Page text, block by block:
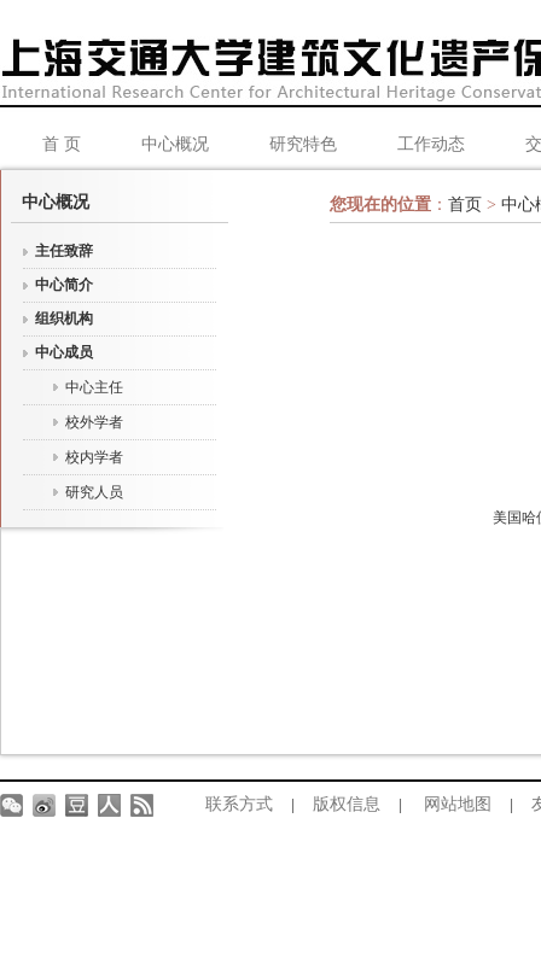
首 页 中心概况 研究特色 工作动态
中心概况
主任致辞
中心简介
组织机构
中心成员
中心主任
校外学者
校内学者
研究人员
您现在的位置 ： 首页 > 中心
美国哈
联系方式 版权信息 网站地图